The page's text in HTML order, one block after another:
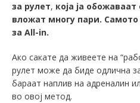
за рулет, која ја
вложат многу пари.
за All-in.
Ако сакате да живеете на
рулет може да биде одлична
бараат наплив на адреналин
во овој метод.